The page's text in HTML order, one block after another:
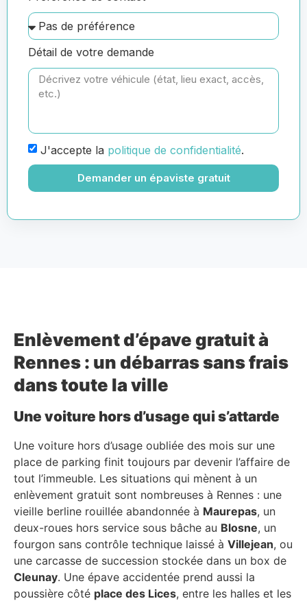
Détail de votre demande
J'accepte la politique de confidentialité.
Demander un épaviste gratuit
Enlèvement d’épave gratuit à
Rennes : un débarras sans frais
dans toute la ville
Une voiture hors d’usage qui s’attarde
Une voiture hors d’usage oubliée des mois sur une
place de parking finit toujours par devenir l’affaire de
tout l’immeuble. Les situations qui mènent à un
enlèvement gratuit sont nombreuses à Rennes : une
vieille berline rouillée abandonnée à Maurepas, un
deux-roues hors service sous bâche au Blosne, un
fourgon sans contrôle technique laissé à Villejean, ou
une carcasse de succession stockée dans un box de
Cleunay. Une épave accidentée prend aussi la
poussière côté place des Lices, entre les halles et les